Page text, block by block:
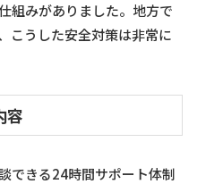
組みがありました。地方で
こうした安全対策は非常に
容
できる24時間サポート体制